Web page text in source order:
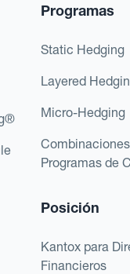
Programas
Static Hedging
Layered
Micro-Hedging
Programas de
Posición
Kantox para
Financieros